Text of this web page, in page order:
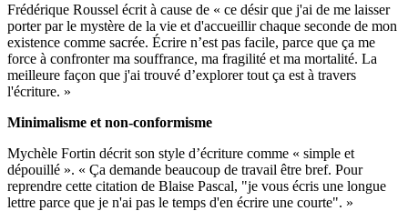
Frédérique Roussel écrit à cause de « ce désir que j'ai de me laisser
porter par le mystère de la vie et d'accueillir chaque seconde de mon
existence comme sacrée. Écrire n’est pas facile, parce que ça me
force à confronter ma souffrance, ma fragilité et ma mortalité. La
meilleure façon que j'ai trouvé d’explorer tout ça est à travers
l'écriture. »
Minimalisme et non-conformisme
Mychèle Fortin décrit son style d’écriture comme « simple et
dépouillé ». « Ça demande beaucoup de travail être bref. Pour
reprendre cette citation de Blaise Pascal, "je vous écris une longue
lettre parce que je n'ai pas le temps d'en écrire une courte". »